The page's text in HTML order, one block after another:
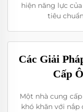
hiện năng lực
tiêu
Các Giải
Cấp
Một nhà cung
khó khăn với nắp